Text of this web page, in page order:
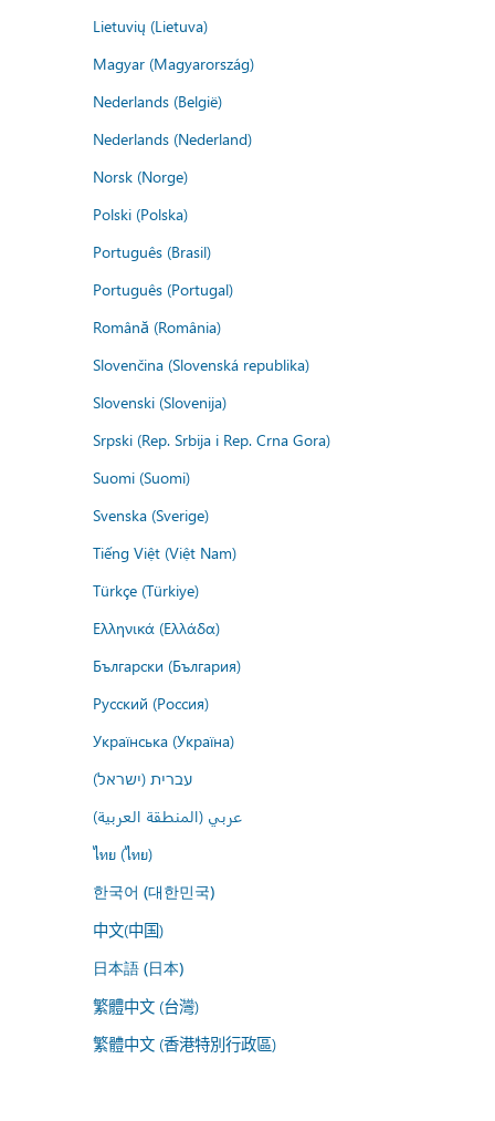
Lietuvių (Lietuva)
Magyar (Magyarország)
Nederlands (België)
Nederlands (Nederland)
Norsk (Norge)
Polski (Polska)
Português (Brasil)
Português (Portugal)
Română (România)
Slovenčina (Slovenská republika)
Slovenski (Slovenija)
Srpski (Rep. Srbija i Rep. Crna Gora)
Suomi (Suomi)
Svenska (Sverige)
Tiếng Việt (Việt Nam)
Türkçe (Türkiye)
Ελληνικά (Ελλάδα)
Български (България)
Русский (Россия)
Українська (Україна)
עברית (ישראל)
عربي (المنطقة العربية)
ไทย (ไทย)
한국어 (대한민국)
中文(中国)
日本語 (日本)
繁體中文 (台灣)
繁體中文 (香港特別行政區)